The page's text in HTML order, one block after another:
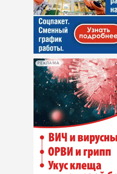
РЕКЛАМА